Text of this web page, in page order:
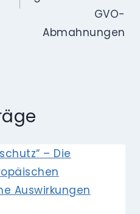
GVO-
Abmahnungen